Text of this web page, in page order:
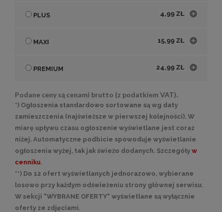
PLUS 4,99 ZŁ
MAXI 15,99 ZŁ
PREMIUM 24,99 ZŁ
Podane ceny są cenami brutto (z podatkiem VAT).
*) Ogłoszenia standardowo sortowane są wg daty
zamieszczenia (najświeższe w pierwszej kolejności). W
miarę upływu czasu ogłoszenie wyświetlane jest coraz
niżej. Automatyczne podbicie spowoduje wyświetlanie
ogłoszenia wyżej, tak jak świeżo dodanych. Szczegóły w
cenniku.
**) Do 12 ofert wyświetlanych jednorazowo, wybierane
losowo przy każdym odświeżeniu strony głównej serwisu.
W sekcji "WYBRANE OFERTY" wyświetlane są wyłącznie
oferty ze zdjęciami.